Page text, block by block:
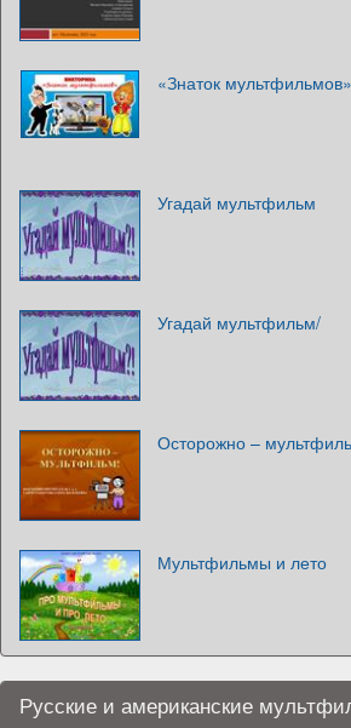
«Знаток
Угадай мультфильм
Угадай мультфильм/
Осторожно –
Мультфильмы и лето
Русские и американские